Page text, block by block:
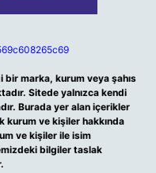
marka, kurum veya şahıs
Sitede yalnızca kendi
Burada yer alan içerikler
kurum ve kişiler hakkında
ve kişiler ile isim
bilgiler taslak